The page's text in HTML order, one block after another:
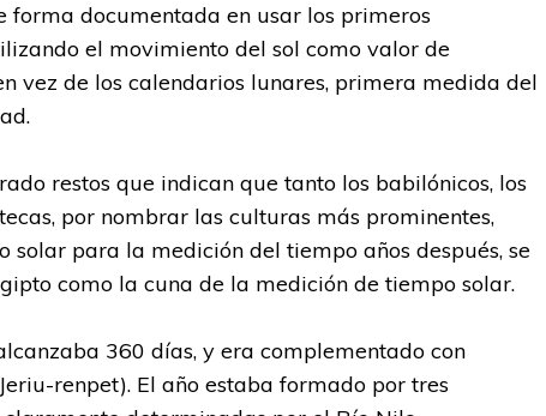
forma documentada en usar los primeros
el movimiento del sol como valor de
vez de los calendarios lunares, primera medida del
restos que indican que tanto los babilónicos, los
por nombrar las culturas más prominentes,
solar para la medición del tiempo años después, se
como la cuna de la medición de tiempo solar.
360 días, y era complementado con
renpet). El año estaba formado por tres